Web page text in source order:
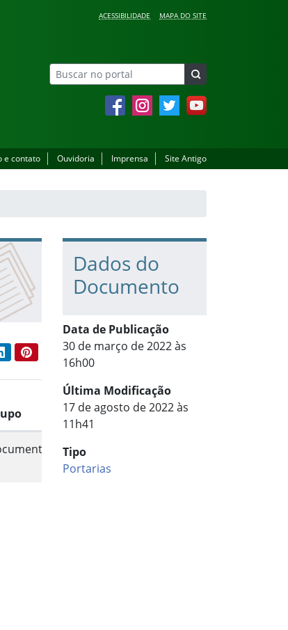
ACESSIBILIDADE MAPA DO SITE
FacebookInstagramTwitter YouTube
e contato Ouvidoria Imprensa Site Antigo
LinkedInPinterest
Dados do
Documento
Data de Publicação
30 de março de 2022 às
16h00
Última Modificação
17 de agosto de 2022 às
11h41
Tipo
Portarias